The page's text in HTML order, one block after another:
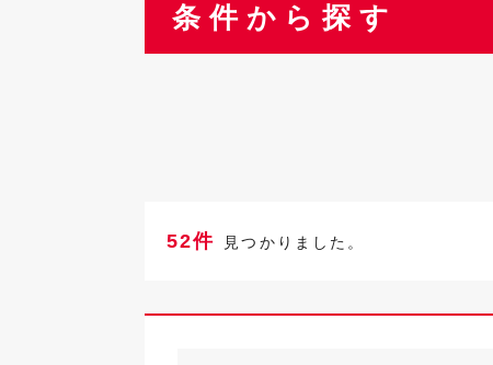
条件から探す
52件 見つかりました。